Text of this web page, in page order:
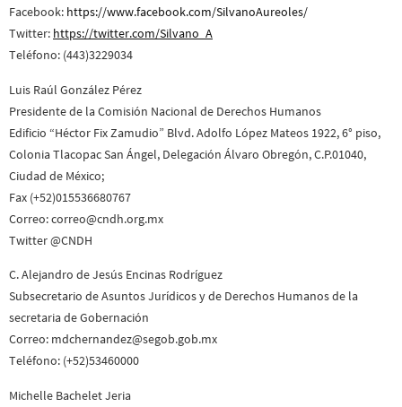
Facebook: https://www.facebook.com/SilvanoAureoles/
Twitter: https://twitter.com/Silvano_A
Teléfono: (443)3229034
Luis Raúl González Pérez
Presidente de la Comisión Nacional de Derechos Humanos
Edificio “Héctor Fix Zamudio” Blvd. Adolfo López Mateos 1922, 6° piso,
Colonia Tlacopac San Ángel, Delegación Álvaro Obregón, C.P.01040,
Ciudad de México;
Fax (+52)015536680767
Correo: correo@cndh.org.mx
Twitter @CNDH
C. Alejandro de Jesús Encinas Rodríguez
Subsecretario de Asuntos Jurídicos y de Derechos Humanos de la
secretaria de Gobernación
Correo: mdchernandez@segob.gob.mx
Teléfono: (+52)53460000
Michelle Bachelet Jeria